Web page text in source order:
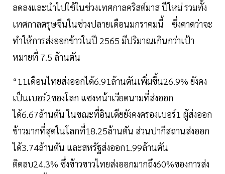
ลดลงและนำไปใช้ในช่วงเทศกาลคริสต์มาส ปีใหม่ รวมทั้ง
เทศกาลตรุษจีนในช่วงปลายเดือนมกราคมนี้ ซึ่งคาดว่าจะ
ทำให้การส่งออกข้าวในปี 2565 มีปริมาณเกินกว่าเป้า
หมายที่ 7.5 ล้านตัน
“11เดือนไทยส่งออกได้6.91ล้านตันเพิ่มขึ้น26.9% ยังคง
เป็นเบอร์2ของโลก แซงหน้าเวียดนามที่ส่งออก
ได้6.67ล้านตัน ในขณะที่อินเดียยังคงครองเบอร์1 ผู้ส่งออก
ข้าวมากที่สุดในโลกที่18.25ล้านตัน ส่วนปากีสถานส่งออก
ได้3.74ล้านตัน และสหรัฐส่งออก1.99ล้านตัน
ติดลบ24.3% ซึ่งข้าวขาวไทยส่งออกมากถึง60%ของการส่ง